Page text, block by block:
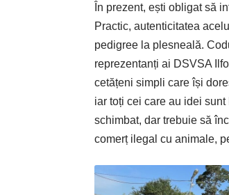
În prezent, ești obligat să
Practic, autenticitatea
pedigree la plesneală.
reprezentanți ai DSVSA
cetățeni simpli care își
iar toți cei care au idei
schimbat, dar trebuie să
comerț ilegal cu animale,